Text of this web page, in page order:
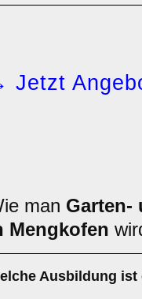
Jetzt
man Garten-
Mengkofen
Ausbildung